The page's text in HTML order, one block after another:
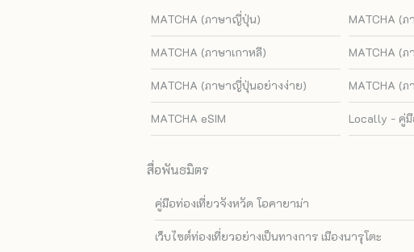
MATCHA (ภาษาญี่ปุ่น) MATCHA (
MATCHA (ภาษาเกาหลี) MATCHA (
MATCHA (ภาษาญี่ปุ่นอย่างง่าย) MATCHA (ภ
MATCHA eSIM Locally - คู่
สื่อพันธมิตร
คู่มือท่องเที่ยวจังหวัด โอคายาม่า
เว็บไซต์ท่องเที่ยวอย่างเป็นทางการ เมืองนารุโตะ